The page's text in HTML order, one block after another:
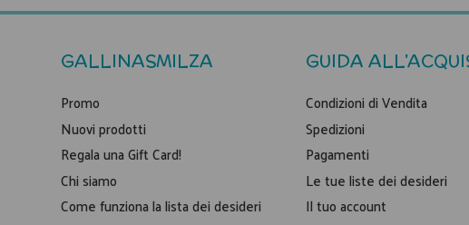
GALLINASMILZA
Promo
Nuovi prodotti
Regala una Gift Card!
Chi siamo
Come funziona la lista dei desideri
GUIDA
Condizioni di Vendita
Spedizioni
Pagamenti
Le tue liste dei desideri
Il tuo account